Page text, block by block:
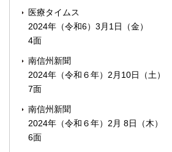
医療タイムス
2024年（令和6）3月1日（金）
4面
南信州新聞
2024年（令和６年）2月10日（土）
7面
南信州新聞
2024年（令和６年）2月 8日（木）
6面